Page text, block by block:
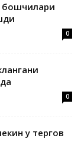
бошчилари
0
0
у тергов